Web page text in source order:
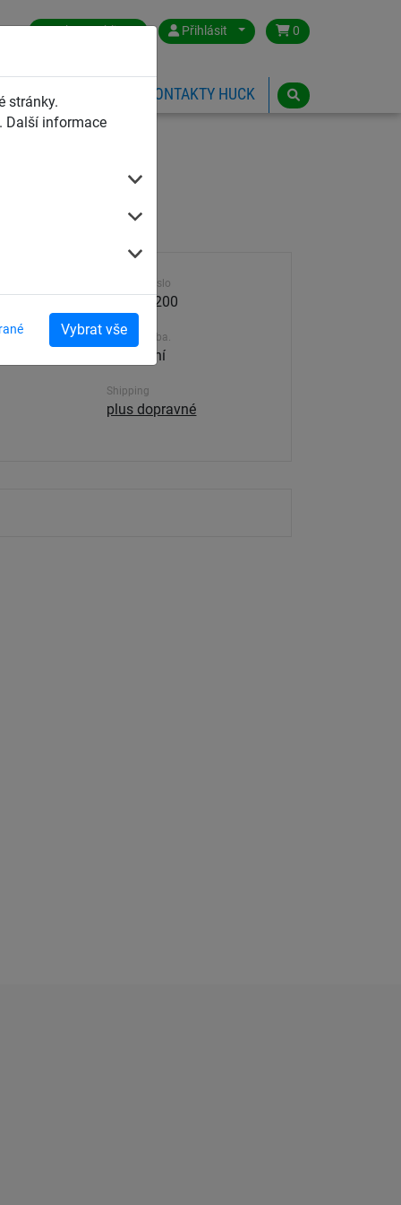
stránky.
Další informace
Vybrat vše
Czech Republic Přihlásit 0
KONTAKTY HUCK
2,00 m
Výrobek číslo
4577-2-200
Dodací doba.
30-45 dní
Shipping
plus dopravné